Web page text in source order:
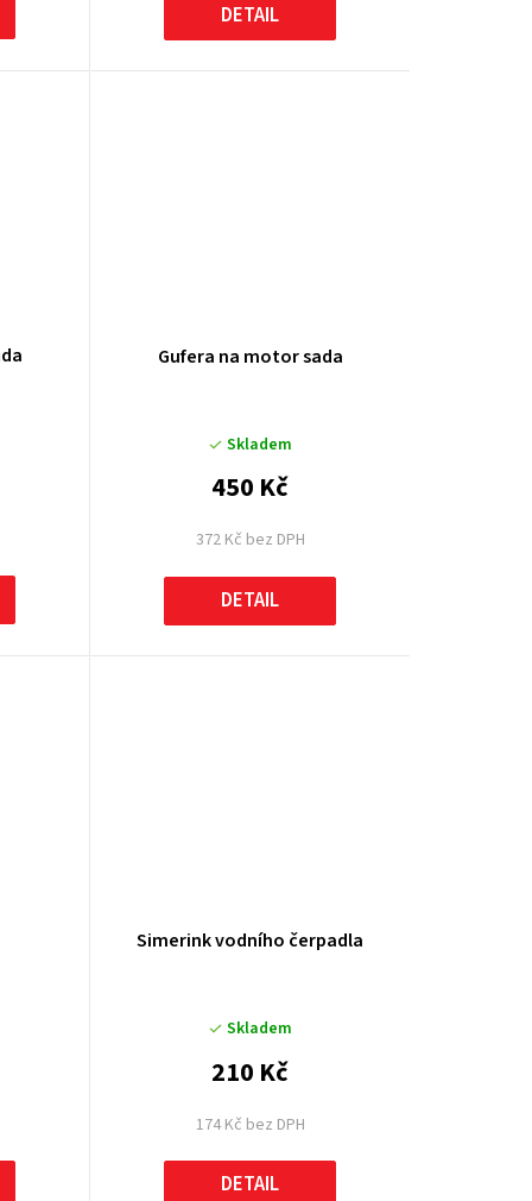
DETAIL
Gufera na motor sada
Skladem
372 Kč bez DPH
450 Kč
DETAIL
Simerink vodního čerpadla
Skladem
174 Kč bez DPH
210 Kč
DETAIL